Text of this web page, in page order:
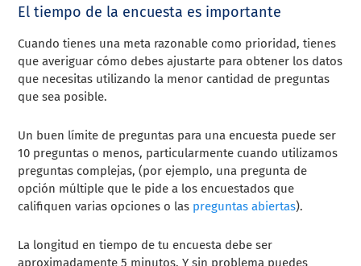
El tiempo de la encuesta es importante
Cuando tienes una meta razonable como prioridad, tienes
que averiguar cómo debes ajustarte para obtener los datos
que necesitas utilizando la menor cantidad de preguntas
que sea posible.
Un buen límite de preguntas para una encuesta puede ser
10 preguntas o menos, particularmente cuando utilizamos
preguntas complejas, (por ejemplo, una pregunta de
opción múltiple que le pide a los encuestados que
califiquen varias opciones o las preguntas abiertas).
La longitud en tiempo de tu encuesta debe ser
aproximadamente 5 minutos. Y sin problema puedes